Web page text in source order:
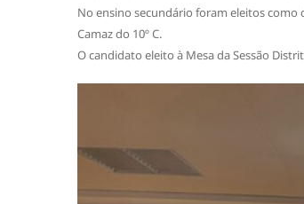
No ensino secundário foram eleitos como
Camaz do 10º C.
O candidato eleito à Mesa da Sessão